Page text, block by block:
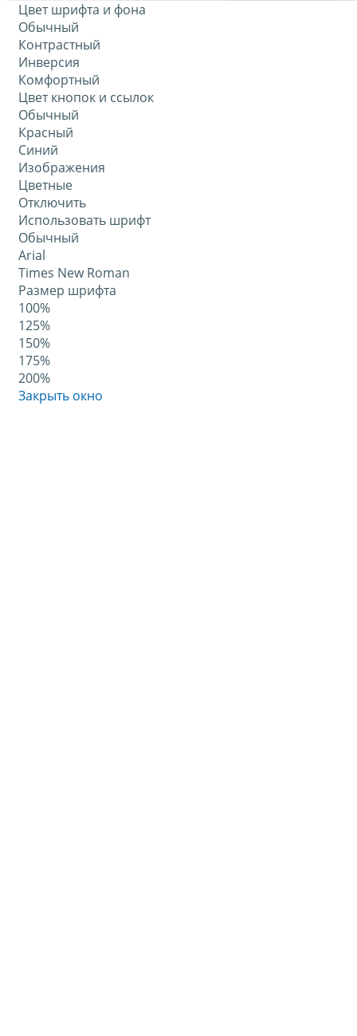
Цвет шрифта и фона
Обычный
Контрастный
Инверсия
Комфортный
Цвет кнопок и ссылок
Обычный
Красный
Синий
Изображения
Цветные
Отключить
Использовать шрифт
Обычный
Arial
Times New Roman
Размер шрифта
100%
125%
150%
175%
200%
Закрыть окно